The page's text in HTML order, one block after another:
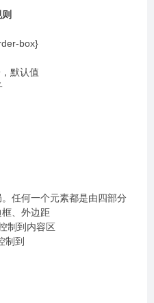
box}
默认值
任何一个元素都是由四部分
、外边距
制到内容区
制到